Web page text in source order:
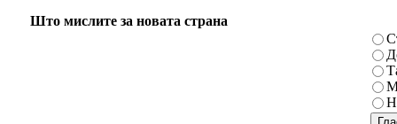
Што мислите за новата страна